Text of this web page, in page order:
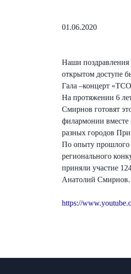
01.06.2020
Наши поздравления
открытом доступе
Гала –концерт
На протяжении 6
Смирнов готовят
филармонии вместе
разных городов
По опыту прошлого
регионального
приняли участие
Анатолий Смирнов.
https://